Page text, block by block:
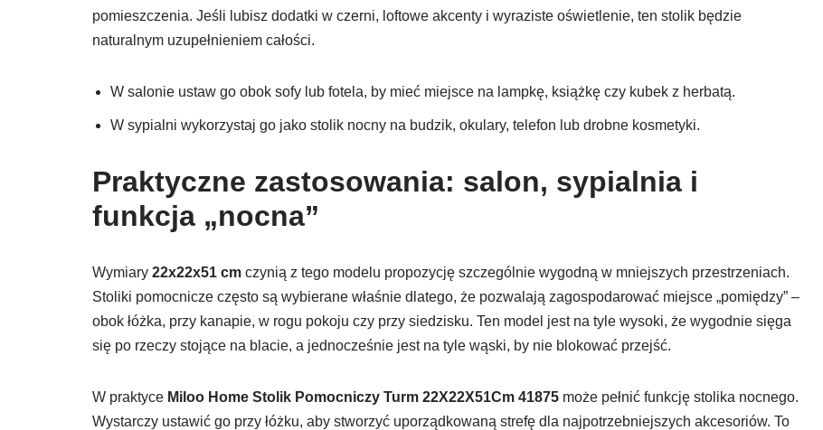
pomieszczenia. Jeśli lubisz dodatki w czerni, loftowe akcenty i wyraziste oświetlenie, ten stolik będzie
naturalnym uzupełnieniem całości.
W salonie ustaw go obok sofy lub fotela, by mieć miejsce na lampkę, książkę czy kubek z herbatą.
W sypialni wykorzystaj go jako stolik nocny na budzik, okulary, telefon lub drobne kosmetyki.
Praktyczne zastosowania: salon, sypialnia i
funkcja „nocna”
Wymiary 22x22x51 cm czynią z tego modelu propozycję szczególnie wygodną w mniejszych przestrzeniach.
Stoliki pomocnicze często są wybierane właśnie dlatego, że pozwalają zagospodarować miejsce „pomiędzy” –
obok łóżka, przy kanapie, w rogu pokoju czy przy siedzisku. Ten model jest na tyle wysoki, że wygodnie sięga
się po rzeczy stojące na blacie, a jednocześnie jest na tyle wąski, by nie blokować przejść.
W praktyce Miloo Home Stolik Pomocniczy Turm 22X22X51Cm 41875 może pełnić funkcję stolika nocnego.
Wystarczy ustawić go przy łóżku, aby stworzyć uporządkowaną strefę dla najpotrzebniejszych akcesoriów. To